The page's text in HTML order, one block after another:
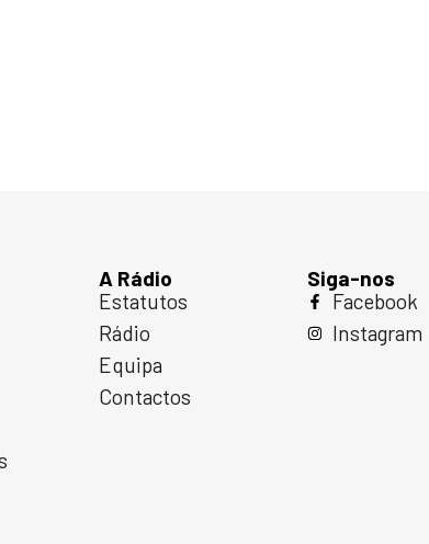
A Rádio
Estatutos
Rádio
Equipa
Contactos
Siga-nos
Facebook
Instagram